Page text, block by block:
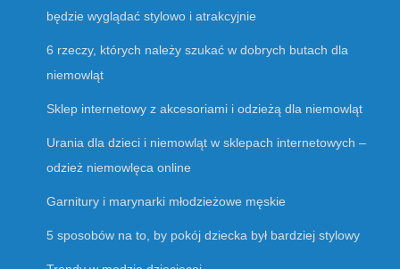
będzie wyglądać stylowo i atrakcyjnie
6 rzeczy, których należy szukać w dobrych butach dla
niemowląt
Sklep internetowy z akcesoriami i odzieżą dla niemowląt
Urania dla dzieci i niemowląt w sklepach internetowych –
odzież niemowlęca online
Garnitury i marynarki młodzieżowe męskie
5 sposobów na to, by pokój dziecka był bardziej stylowy